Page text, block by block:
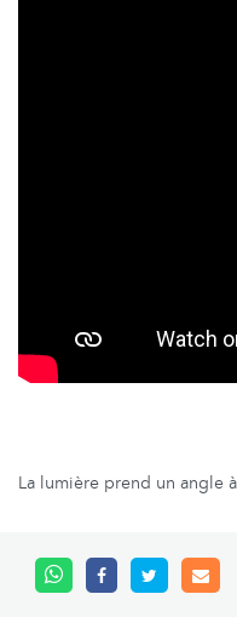
La lumière prend un angle